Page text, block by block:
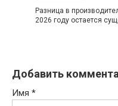
Разница в
2026 году остается
Добавить
Имя *